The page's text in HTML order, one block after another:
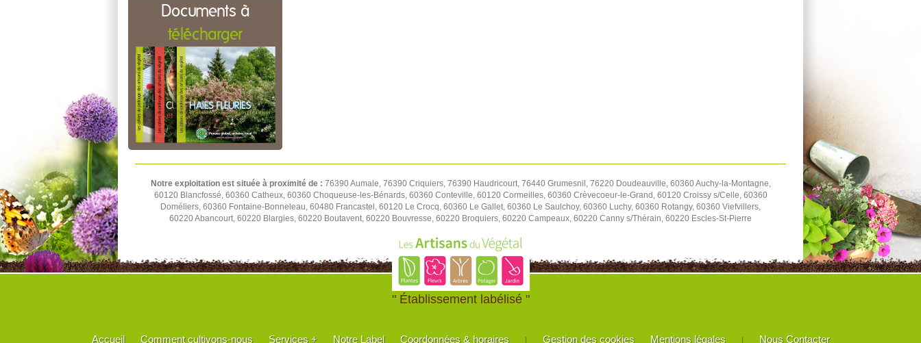
Documents à
télécharger
Notre exploitation est située à proximité de : 76390 Aumale, 76390 Criquiers, 76390 Haudricourt, 76440 Grumesnil, 76220 Doudeauville, 60360 Auchy-la-Montagne,
60120 Blancfossé, 60360 Catheux, 60360 Choqueuse-les-Bénards, 60360 Conteville, 60120 Cormeilles, 60360 Crèvecoeur-le-Grand, 60120 Croissy s/Celle, 60360
Doméliers, 60360 Fontaine-Bonneleau, 60480 Francastel, 60120 Le Crocq, 60360 Le Gallet, 60360 Le Saulchoy, 60360 Luchy, 60360 Rotangy, 60360 Viefvillers,
60220 Abancourt, 60220 Blargies, 60220 Boutavent, 60220 Bouvresse, 60220 Broquiers, 60220 Campeaux, 60220 Canny s/Thérain, 60220 Escles-St-Pierre
" Établissement labélisé "
Accueil Comment cultivons-nous Services + Notre Label Coordonnées & horaires Gestion des cookies Mentions légales Nous Contacter